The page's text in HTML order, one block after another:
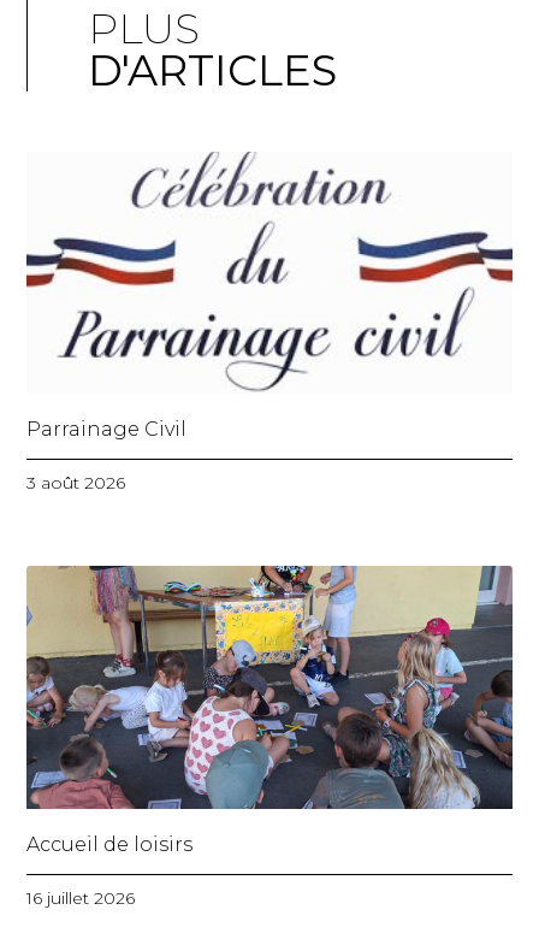
PLUS
D'ARTICLES
Parrainage Civil
3 août 2026
Accueil de loisirs
16 juillet 2026